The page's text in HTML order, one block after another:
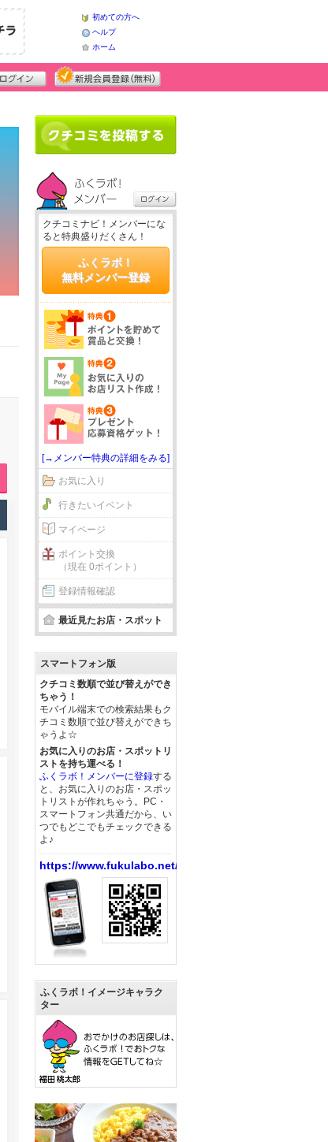
初めての方へ
ヘルプ
ホーム
クチコミナビ！メンバーにな
ると特典盛りだくさん！
ふくラボ！
無料メンバー登録
[→メンバー特典の詳細をみる]
お気に入り
行きたいイベント
マイページ
ポイント交換
（現在 0ポイント）
登録情報確認
最近見たお店・スポット
スマートフォン版
クチコミ数順で並び替えができ
ちゃう！
モバイル端末での検索結果もク
チコミ数順で並び替えができち
ゃうよ☆
お気に入りのお店・スポットリ
ストを持ち運べる！
ふくラボ！メンバーに登録する
と、お気に入りのお店・スポッ
トリストが作れちゃう。PC・
スマートフォン共通だから、い
つでもどこでもチェックできる
よ♪
https://www.fukulabo.net/
ふくラボ！イメージキャラク
ター